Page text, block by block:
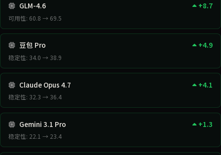
GLM-4.6 +8.7
可用性: 60.8 → 69.5
豆包 Pro +4.9
稳定性: 34.0 → 38.9
Claude Opus 4.7 +4.1
稳定性: 32.3 → 36.4
Gemini 3.1 Pro +1.3
稳定性: 22.1 → 23.4